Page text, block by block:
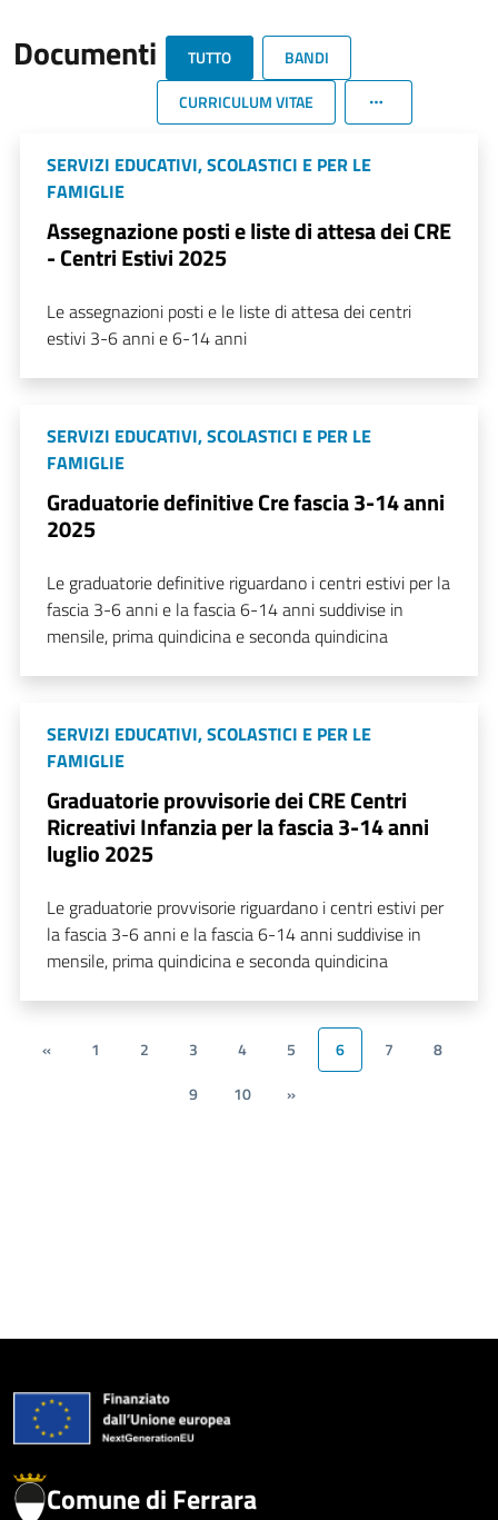
Documenti TUTTO
BANDI
CURRICULUM VITAE
SERVIZI EDUCATIVI, SCOLASTICI E PER LE
FAMIGLIE
Assegnazione posti e liste di attesa dei CRE
- Centri Estivi 2025
Le assegnazioni posti e le liste di attesa dei centri
estivi 3-6 anni e 6-14 anni
SERVIZI EDUCATIVI, SCOLASTICI E PER LE
FAMIGLIE
Graduatorie definitive Cre fascia 3-14 anni
2025
Le graduatorie definitive riguardano i centri estivi per la
fascia 3-6 anni e la fascia 6-14 anni suddivise in
mensile, prima quindicina e seconda quindicina
SERVIZI EDUCATIVI, SCOLASTICI E PER LE
FAMIGLIE
Graduatorie provvisorie dei CRE Centri
Ricreativi Infanzia per la fascia 3-14 anni
luglio 2025
Le graduatorie provvisorie riguardano i centri estivi per
la fascia 3-6 anni e la fascia 6-14 anni suddivise in
mensile, prima quindicina e seconda quindicina
« 1 2 3 4 5 6 7
8
9
10 »
Comune di Ferrara